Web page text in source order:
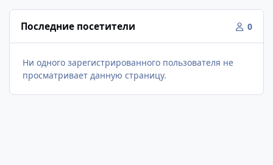
Последние посетители 0
Ни одного зарегистрированного пользователя не
просматривает данную страницу.